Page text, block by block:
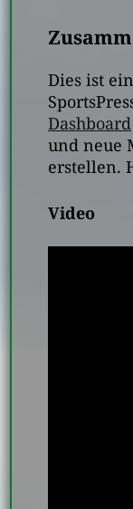
Dies ist
Dashboard
und neue
erstellen.
Video